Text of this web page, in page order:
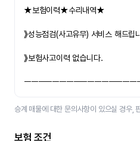
★보험이력★수리내역★
》성능점검(사고유무) 서비스 해드립
》보험사고이력 없습니다.
ㅡㅡㅡㅡㅡㅡㅡㅡㅡㅡㅡㅡㅡㅡㅡㅡ
승계 매물에 대한 문의사항이 있으실 경우,
보험 조건